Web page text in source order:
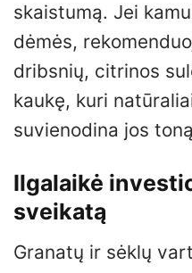
skaistumą. Jei
dėmės,
dribsnių, citrinos
kaukę, kuri
suvienodina jos
Ilgalaikė
sveikatą
Granatų ir sėklų